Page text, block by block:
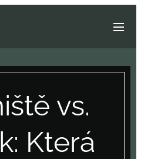
vs.
Která